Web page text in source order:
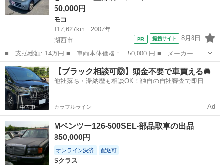
ップ ＡＭＧライン
エクステリア＆イン
テリア メモリー付
パワーシート ＡＣ
トヒーター メモリ
ト ３６０°カメラ
50,000円
モコ
117,627km
2007年
湖西市
提携サイト 8月8日
■ 支払総額: 14万円 ■ 車両本体価格： 50,000 円 ■ メーカー
名： 日産 ■ 車種名： モコ ■ グレード名： Ｇ ベンチシー
ト 車検整備二年付き ＡＴ 盗難防止システム ＡＢＳ アルミホ
イール 衝突安全ボデ...
静岡 湖西市 モコ ベンチシート
【ブラック相談可🙆】頭金不要で車買える🚘
他社落ち・滞納歴も相談OK！独自の自社審査で即日解
カラフルライン Ad
Mベンツー126-500SEL-部品取車の出品
850,000円
オンライン決済 配送可
Sクラス